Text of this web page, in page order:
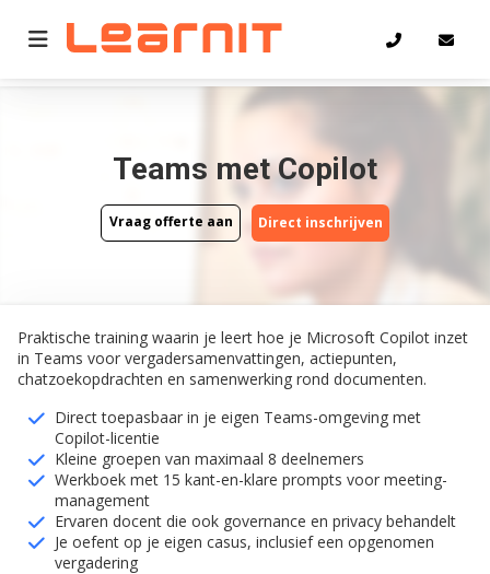
Home Teams met Copilot
Teams met Copilot
Vraag offerte aan Direct inschrijven
Vraag offerte aan Direct inschrijven
Praktische training waarin je leert hoe je Microsoft Copilot inzet
in Teams voor vergadersamenvattingen, actiepunten,
chatzoekopdrachten en samenwerking rond documenten.
Direct toepasbaar in je eigen Teams-omgeving met
Copilot-licentie
Kleine groepen van maximaal 8 deelnemers
Werkboek met 15 kant-en-klare prompts voor meeting-
management
Ervaren docent die ook governance en privacy behandelt
Je oefent op je eigen casus, inclusief een opgenomen
vergadering